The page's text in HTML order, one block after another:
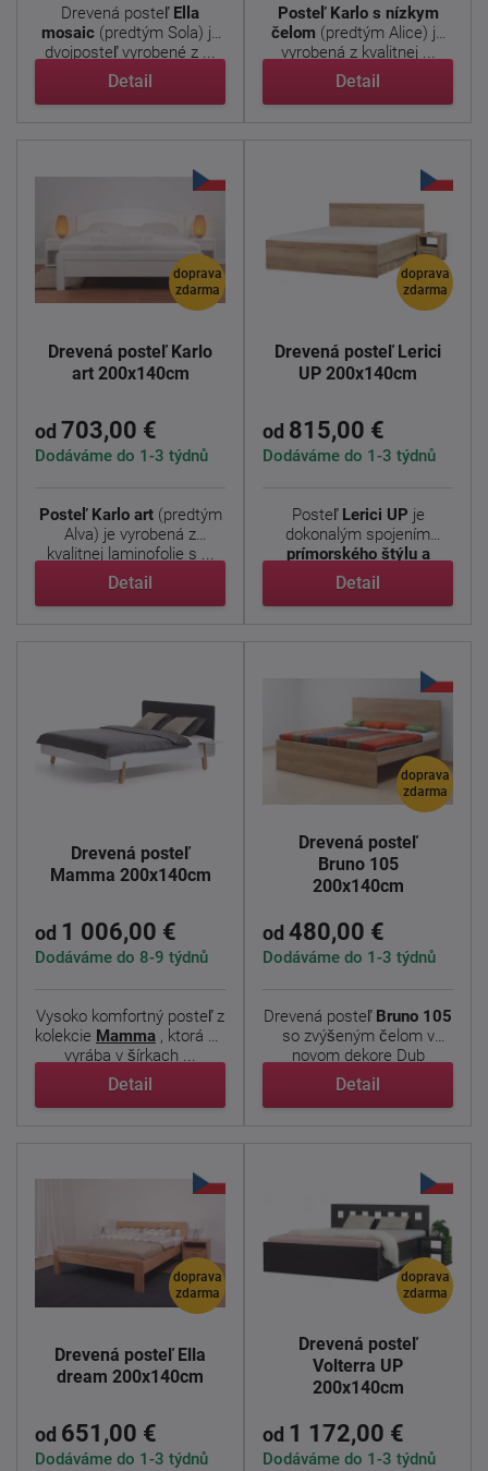
Drevená posteľ Ella
mosaic(predtým Sola) je
dvojposteľ vyrobené z ...
Detail
Posteľ Karlo s nízkym
čelom (predtým Alice) je
vyrobená z kvalitnej ...
Detail
doprava
zdarma
Drevená posteľ Karlo
art 200x140cm
od 703,00 €
Dodáváme do 1-3 týdnů
Posteľ Karlo art(predtým
Alva) je vyrobená z
kvalitnej laminofolie s ...
Detail
doprava
zdarma
Drevená posteľ Lerici
UP 200x140cm
od 815,00 €
Dodáváme do 1-3 týdnů
Posteľ Lerici UP je
dokonalým spojením
prímorského štýlu a
modernej ...
Detail
Drevená posteľ
Mamma 200x140cm
od 1 006,00 €
Dodáváme do 8-9 týdnů
Vysoko komfortný posteľ z
kolekcie Mamma , ktorá sa
vyrába v šírkach ...
Detail
doprava
zdarma
Drevená posteľ
Bruno 105
200x140cm
od 480,00 €
Dodáváme do 1-3 týdnů
Drevená posteľ Bruno 105
so zvýšeným čelom v
novom dekore Dub
nebraska ...
Detail
doprava
zdarma
Drevená posteľ Ella
dream 200x140cm
od 651,00 €
Dodáváme do 1-3 týdnů
doprava
zdarma
Drevená posteľ
Volterra UP
200x140cm
od 1 172,00 €
Dodáváme do 1-3 týdnů